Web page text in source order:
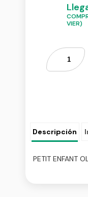
VIER)
Descripción
PETIT ENFANT